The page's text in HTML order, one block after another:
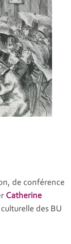
de conférence
Catherine
des BU